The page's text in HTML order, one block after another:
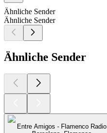
Ähnliche Sender
Ähnliche Sender
Ähnliche Sender
Entre Amigos - Flamenco Radio